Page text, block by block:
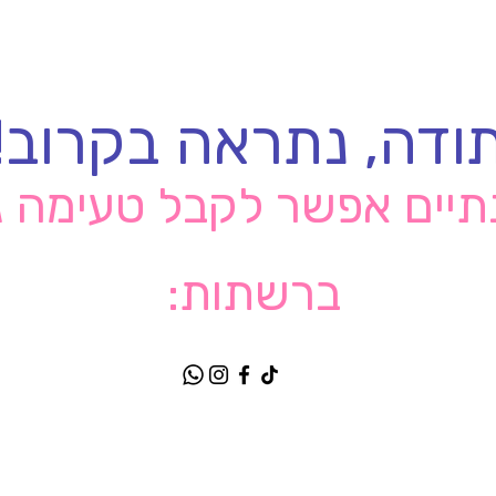
נתראה
אפשר לקבל טעימה
ברשתות: